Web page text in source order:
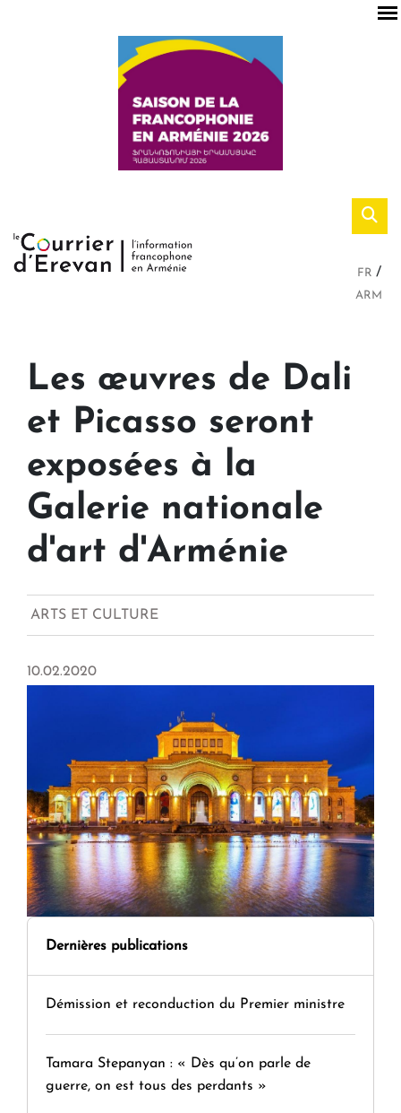
FR
ARM
Les œuvres de Dali
et Picasso seront
exposées à la
Galerie nationale
d'art d'Arménie
ARTS ET CULTURE
10.02.2020
Dernières publications
Démission et reconduction du Premier ministre
Tamara Stepanyan : « Dès qu’on parle de
guerre, on est tous des perdants »